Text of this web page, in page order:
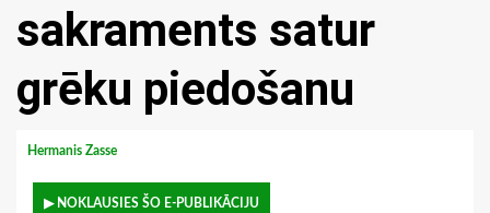
sakraments satur
grēku piedošanu
Hermanis Zasse
▶ NOKLAUSIES ŠO E-PUBLIKĀCIJU